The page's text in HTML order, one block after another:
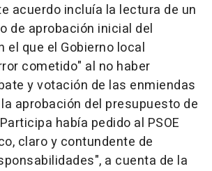
acuerdo incluía la lectura de un
de aprobación inicial del
el que el Gobierno local
cometido" al no haber
y votación de las enmiendas
aprobación del presupuesto de
había pedido al PSOE
claro y contundente de
a cuenta de la